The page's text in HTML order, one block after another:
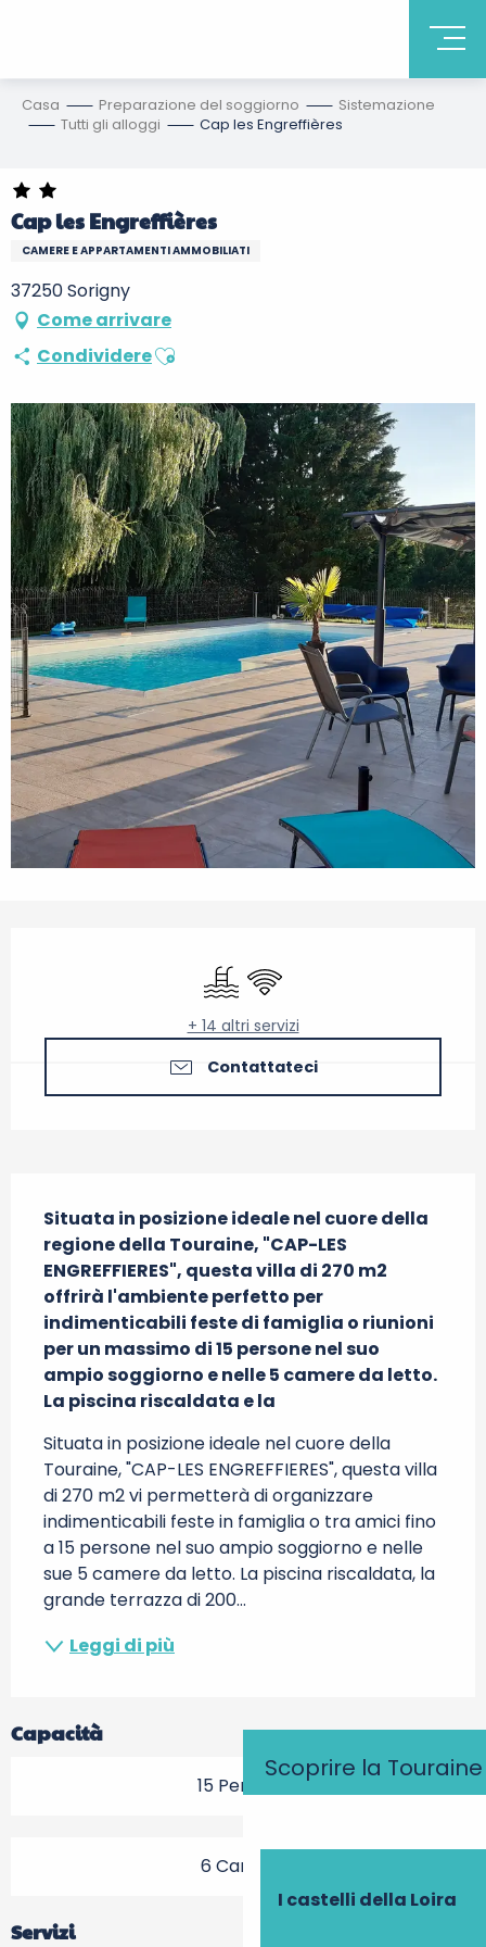
Scoprire la Touraine
I castelli della Loira
Casa Preparazione del soggiorno
Sistemazione
Tutti gli alloggi
Cap les Engreffières
Cap les Engreffières
CAMERE E APPARTAMENTI AMMOBILIATI
37250 Sorigny
Come arrivare
CondividereAjouter aux favoris
PiscinaWi-Fi
+ 14 altri servizi
Contattateci
Situata in posizione ideale nel cuore della
regione della Touraine, "CAP-LES
ENGREFFIERES", questa villa di 270 m2
offrirà l'ambiente perfetto per
indimenticabili feste di famiglia o riunioni
per un massimo di 15 persone nel suo
ampio soggiorno e nelle 5 camere da letto.
La piscina riscaldata e la
Situata in posizione ideale nel cuore della
Touraine, "CAP-LES ENGREFFIERES", questa villa
di 270 m2 vi permetterà di organizzare
indimenticabili feste in famiglia o tra amici fino
a 15 persone nel suo ampio soggiorno e nelle
sue 5 camere da letto. La piscina riscaldata, la
grande terrazza di 200...
Leggi di più
Capacità
15 Persona
6 Camera
Servizi